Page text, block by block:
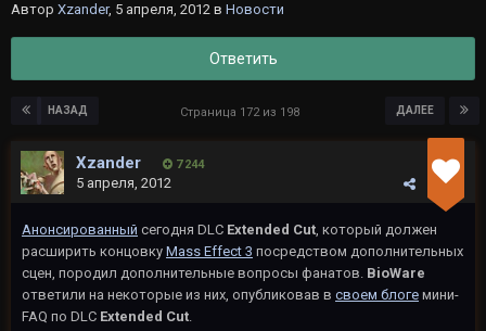
Автор Xzander, 5 апреля, 2012 в Новости
Ответить
НАЗАД ДАЛЕЕ
Страница 172 из 198
Xzander 7 244
5 апреля, 2012
Анонсированный сегодня DLC Extended Cut, который должен
расширить концовку Mass Effect 3 посредством дополнительных
сцен, породил дополнительные вопросы фанатов. BioWare
ответили на некоторые из них, опубликовав в своем блоге мини-
FAQ по DLC Extended Cut.